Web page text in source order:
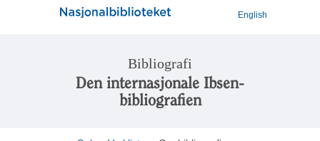
English
Bibliografi
Den internasjonale Ibsen-
bibliografien